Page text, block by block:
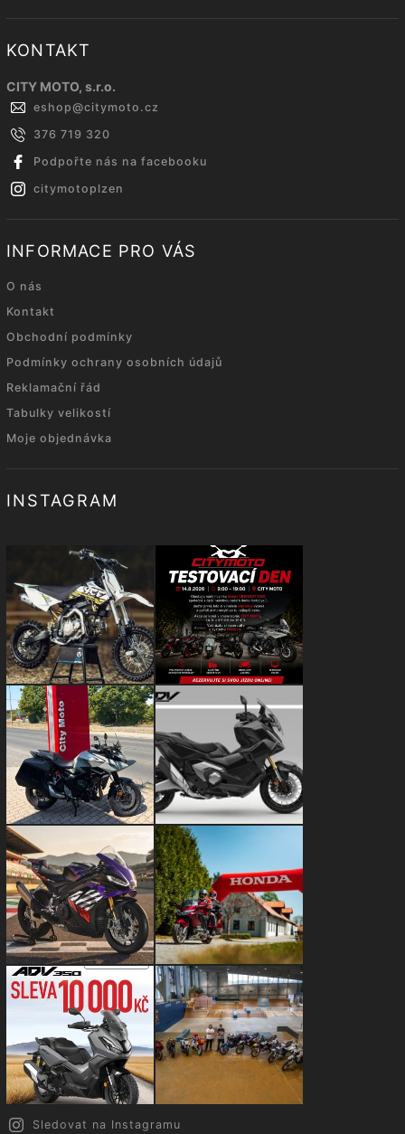
KONTAKT
CITY MOTO, s.r.o.
eshop@citymoto.cz
376 719 320
Podpořte nás na facebooku
citymotoplzen
INFORMACE PRO VÁS
O nás
Kontakt
Obchodní podmínky
Podmínky ochrany osobních údajů
Reklamační řád
Tabulky velikostí
Moje objednávka
INSTAGRAM
Sledovat na Instagramu